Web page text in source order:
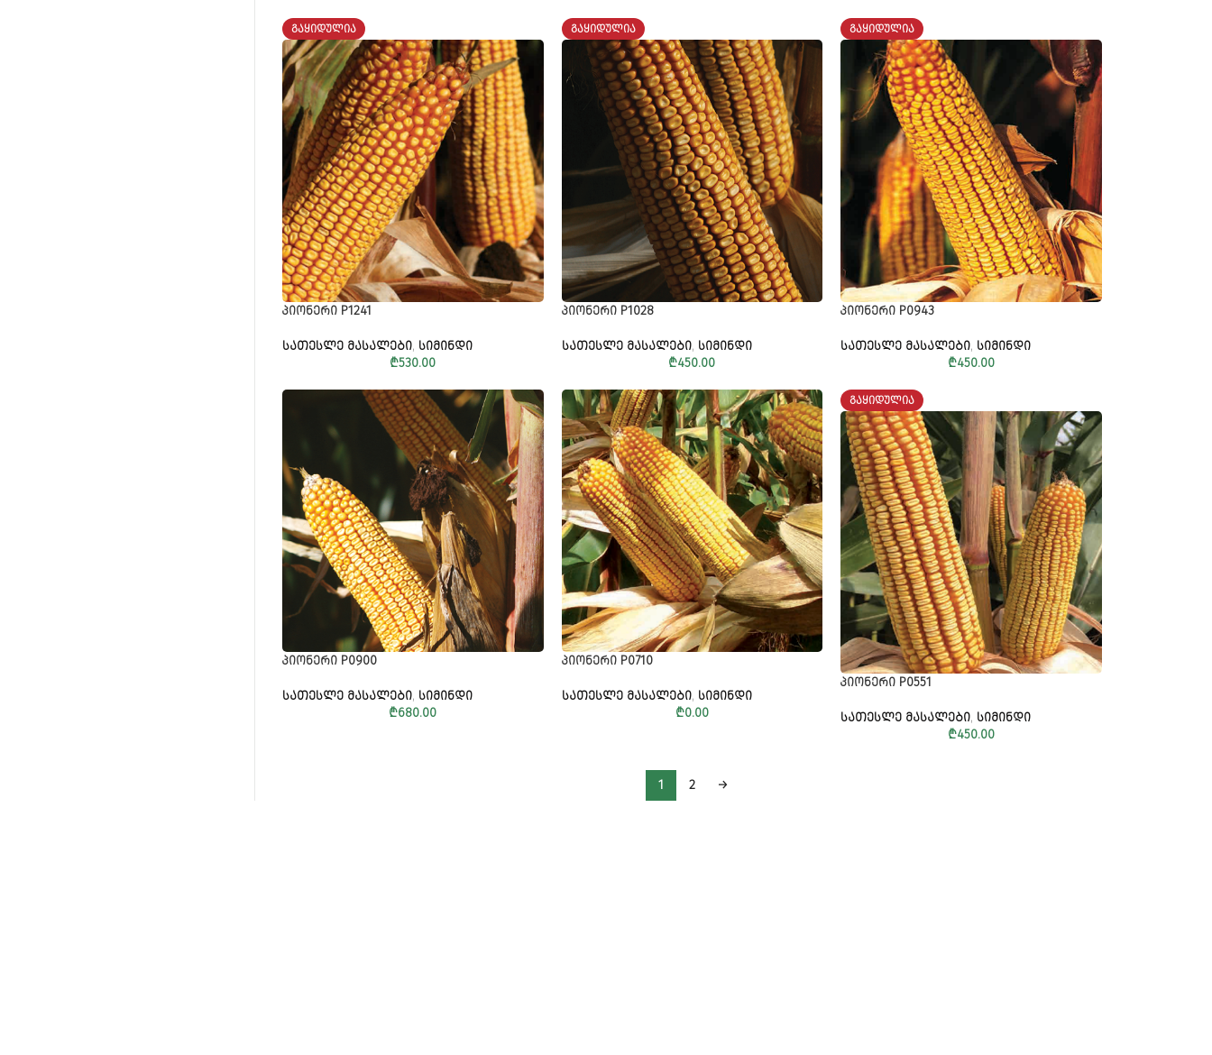
ᲒᲐᲧᲘᲓᲣᲚᲘᲐ
ᲞᲘᲝᲜᲔᲠᲘ P1241
ᲡᲐᲗᲔᲡᲚᲔ ᲛᲐᲡᲐᲚᲔᲑᲘ, ᲡᲘᲛᲘᲜᲓᲘ
₾530.00
ᲒᲐᲧᲘᲓᲣᲚᲘᲐ
ᲞᲘᲝᲜᲔᲠᲘ P1028
ᲡᲐᲗᲔᲡᲚᲔ ᲛᲐᲡᲐᲚᲔᲑᲘ, ᲡᲘᲛᲘᲜᲓᲘ
₾450.00
ᲒᲐᲧᲘᲓᲣᲚᲘᲐ
ᲞᲘᲝᲜᲔᲠᲘ P0943
ᲡᲐᲗᲔᲡᲚᲔ ᲛᲐᲡᲐᲚᲔᲑᲘ, ᲡᲘᲛᲘᲜᲓᲘ
₾450.00
ᲞᲘᲝᲜᲔᲠᲘ P0900
ᲡᲐᲗᲔᲡᲚᲔ ᲛᲐᲡᲐᲚᲔᲑᲘ, ᲡᲘᲛᲘᲜᲓᲘ
₾680.00
ᲞᲘᲝᲜᲔᲠᲘ P0710
ᲡᲐᲗᲔᲡᲚᲔ ᲛᲐᲡᲐᲚᲔᲑᲘ, ᲡᲘᲛᲘᲜᲓᲘ
₾0.00
ᲒᲐᲧᲘᲓᲣᲚᲘᲐ
ᲞᲘᲝᲜᲔᲠᲘ P0551
ᲡᲐᲗᲔᲡᲚᲔ ᲛᲐᲡᲐᲚᲔᲑᲘ, ᲡᲘᲛᲘᲜᲓᲘ
₾450.00
1 2 →